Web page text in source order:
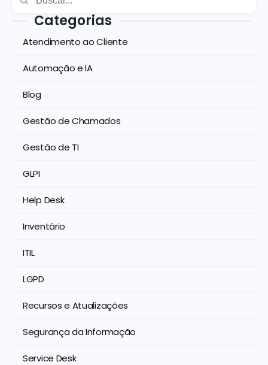
Categorias
Atendimento ao Cliente
Automação e IA
Blog
Gestão de Chamados
Gestão de TI
GLPI
Help Desk
Inventário
ITIL
LGPD
Recursos e Atualizações
Segurança da Informação
Service Desk